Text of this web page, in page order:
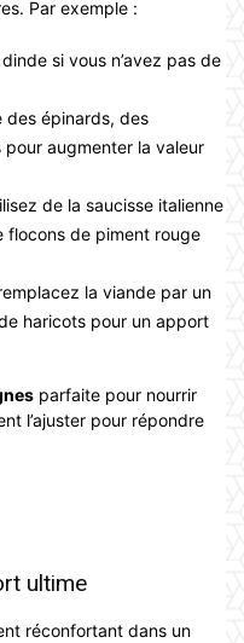
Par exemple :
si vous n’avez pas de
des épinards, des
augmenter la valeur
de la saucisse italienne
flocons de piment rouge
la viande par un
haricots pour un apport
parfaite pour nourrir
l’ajuster pour répondre
ultime
réconfortant dans un